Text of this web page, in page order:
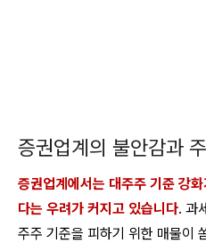
증권업계의 불안감과
증권업계에서는 대주주 기준 강
다는 우려가 커지고 있습니다. 과
주주 기준을 피하기 위한 매물이